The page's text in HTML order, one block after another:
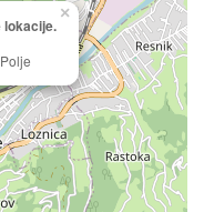
lokacije.
×